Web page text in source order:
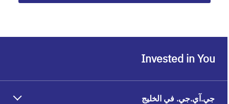
Invested in You
جي.آي.جي. في الخليج